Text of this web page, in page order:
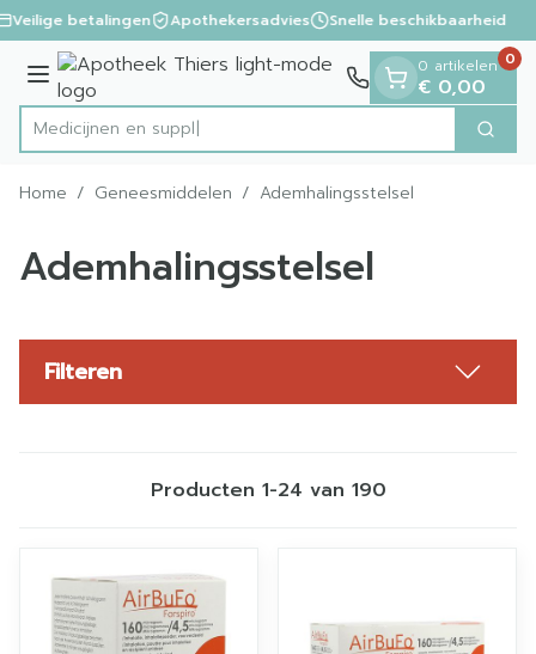
Ga naar de inhoud
1 van 1
Veilige betalingen Apothekersadvies Snelle beschikbaarheid
Menu
Product, merk, categorie...
Zoek
0 artikelen
€ 0,00
0
Home / Geneesmiddelen / Ademhalingsstelsel
Ademhalingsstelsel
Filteren
Producten 1-24 van 190